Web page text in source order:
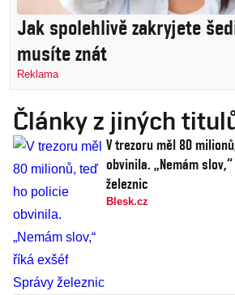
Jak spolehlivě zakryjete
musíte znát
Reklama
Články z jiných
V trezoru měl 80
obvinila. „Nemám
železnic
Blesk.cz